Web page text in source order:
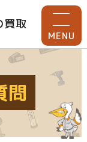
買取
MENU
問